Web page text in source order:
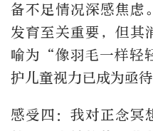
备不足情况深感焦虑
发育至关重要，但其
喻为“像羽毛一样轻
护儿童视力已成为亟
感受四：我对正念冥